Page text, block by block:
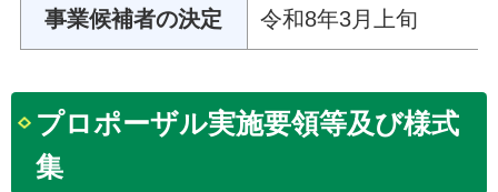
事業候補者の決定 令和8年3月上旬
プロポーザル実施要領等及び様式
集